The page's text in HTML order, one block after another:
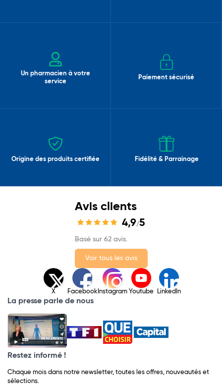
Un pharmacien à votre
service
Paiement sécurisé
Origine des produits certifiée Fidélité & Parrainage
Avis clients
4,9/5
Basé sur 62 avis.
Voir tous les avis
X Facebook Instagram Youtube LinkedIn
La presse parle de nous
Restez informé !
Chaque mois dans notre newsletter, toutes les offres, nouveautés et
sélections.